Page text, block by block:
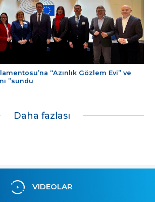
“Azınlık Gözlem Evi” ve
”sundu
Daha fazlası
VIDEOLAR